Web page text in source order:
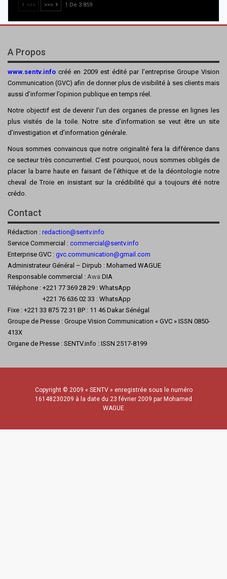
<<< >>> 1 De 3 859
A Propos
www.sentv.info créé en 2009 est édité par l’entreprise Groupe Vision
Communication (GVC) afin de donner plus de visibilité à ses clients mais
aussi d’informer l’opinion publique en temps réel.
Notre objectif est de devenir l’un des organes de presse en lignes les
plus visités de la toile. Notre site d’information se veut être un site
d’investigation et d’information générale.
Nous sommes convaincus que notre originalité fera la différence dans
ce secteur très concurrentiel. C’est pourquoi, nous sommes obligés de
placer la barre haute en faisant de l’éthique et de la déontologie notre
cheval de Troie en insistant sur la crédibilité qui a toujours été notre
crédo.
Contact
Rédaction : redaction@sentv.info
Service Commercial : commercial@sentv.info
Enterprise GVC : gvc.communication@gmail.com
Administrateur Général – Dirpub : Mohamed WAGUE
Responsable commercial : Awa DIA
Téléphone : +221 77 369 28 29 : WhatsApp
+221 76 636 02 33 : WhatsApp
Fixe : +221 33 875 72 31 BP : 11 46 Dakar Sénégal
Groupe de Presse : Groupe Vision Communication « GVC » ISSN 0850-
413X
Organe de Presse : SENTV.info : ISSN 2517-8199
Copyright © 2009 « SENTV » enregistrée sous le numéro
16148230209 à la date du 23 février 2009 par Mohamed
WAGUE